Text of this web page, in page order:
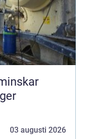
03 augusti 2026